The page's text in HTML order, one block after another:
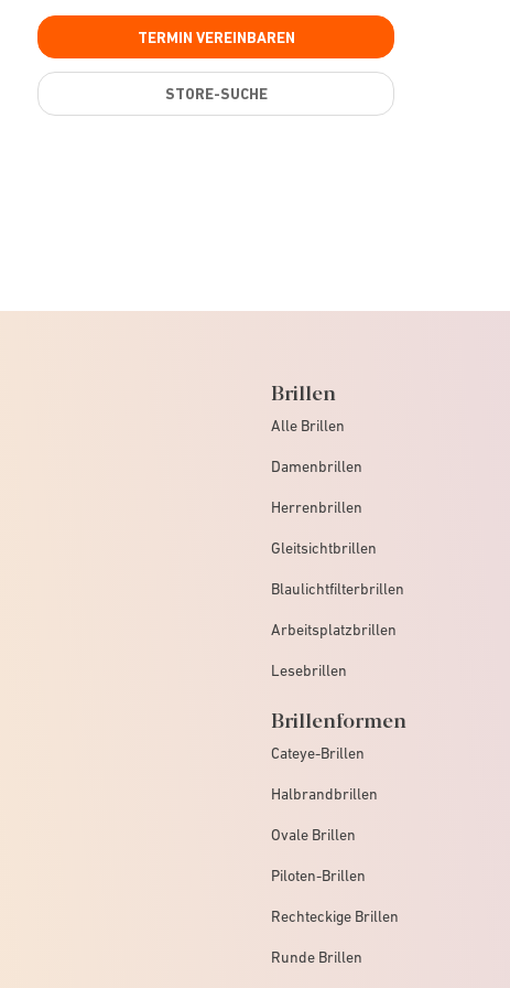
TERMIN VEREINBAREN
STORE-SUCHE
Brillen
Alle Brillen
Damenbrillen
Herrenbrillen
Gleitsichtbrillen
Blaulichtfilterbrillen
Arbeitsplatzbrillen
Lesebrillen
Brillenformen
Cateye-Brillen
Halbrandbrillen
Ovale Brillen
Piloten-Brillen
Rechteckige Brillen
Runde Brillen